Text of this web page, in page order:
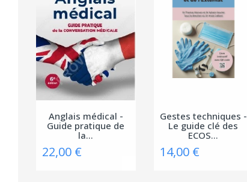
Anglais médical -
Guide pratique de
la...
22,00 €
Gestes techniques -
Le guide clé des
ECOS...
14,00 €